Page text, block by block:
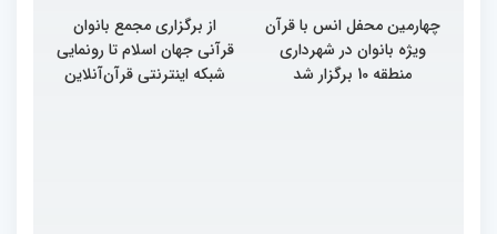
چهارمین محفل انس با قرآن
ویژه بانوان در شهرداری
منطقه 10 برگزار شد
از برگزاری مجمع بانوان
قرآنی جهان اسلام تا رونمایی
شبکه اینترنتی قرآن‌آنلاین